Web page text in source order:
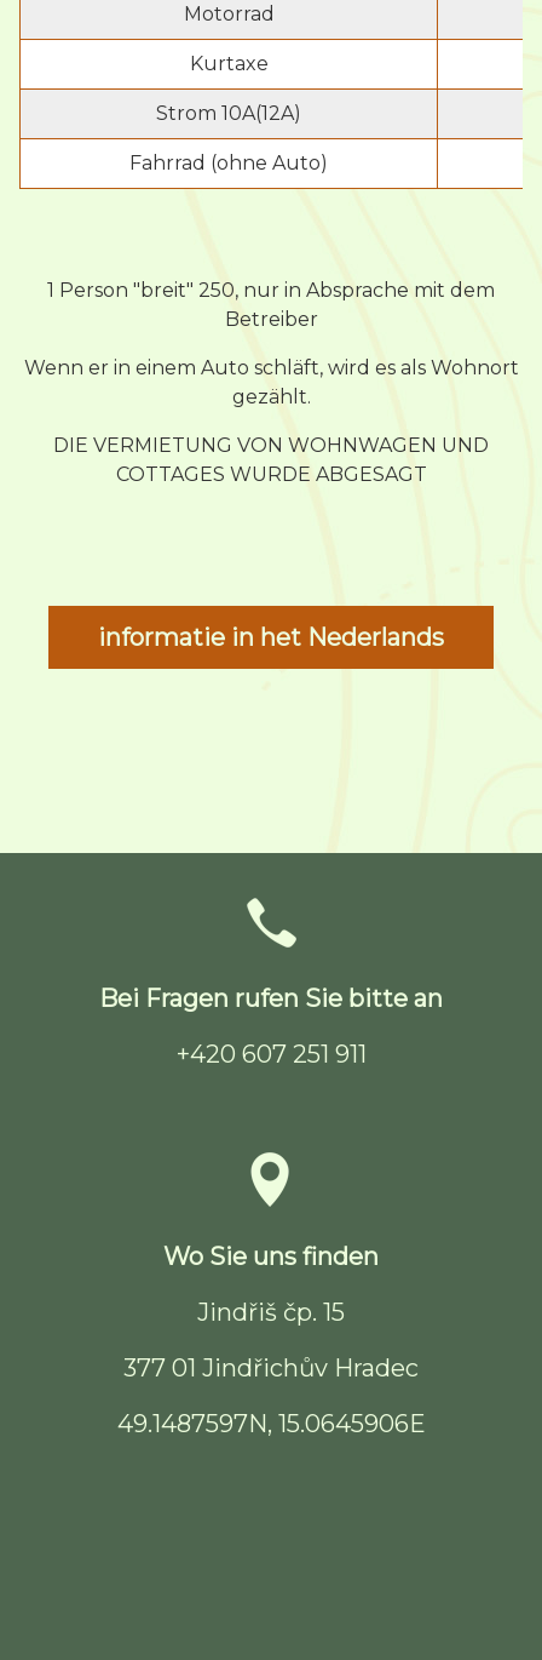
Motorrad
Kurtaxe
Strom 10A(12A)
Fahrrad (ohne Auto)
1 Person "breit" 250, nur in Absprache mit dem
Betreiber
Wenn er in einem Auto schläft, wird es als Wohnort
gezählt.
DIE VERMIETUNG VON WOHNWAGEN UND
COTTAGES WURDE ABGESAGT
informatie in het Nederlands
Bei Fragen rufen Sie bitte an
+420 607 251 911
Wo Sie uns finden
Jindřiš čp. 15
377 01 Jindřichův Hradec
49.1487597N, 15.0645906E